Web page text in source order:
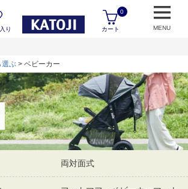
り カート
0
MENU
選ぶ ベビーカー
両対面式